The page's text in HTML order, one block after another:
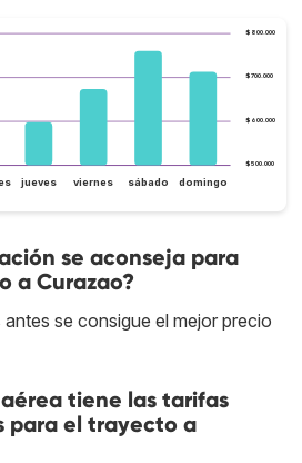
$500.000
$600.000
$700.000
$800.000
jueves viernes sábado domingo
se aconseja para
a Curazao?
se consigue el mejor precio
tiene las tarifas
para el trayecto a